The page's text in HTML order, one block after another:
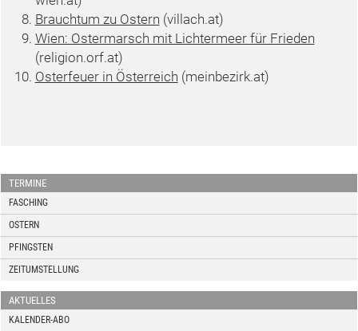
Brauchtum zu Ostern (villach.at)
Wien: Ostermarsch mit Lichtermeer für Frieden
(religion.orf.at)
Osterfeuer in Österreich (meinbezirk.at)
TERMINE
FASCHING
OSTERN
PFINGSTEN
ZEITUMSTELLUNG
AKTUELLES
KALENDER-ABO